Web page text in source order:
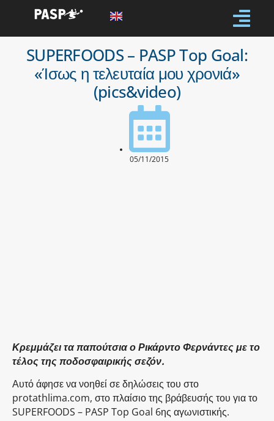
SUPERFOODS – PASP Top Goal:
«Ίσως η τελευταία μου χρονιά»
(pics&video)
05/11/2015
Κρεμμάζει τα παπούτσια ο Ρικάρντο Φερνάντες με το
τέλος της ποδοσφαιρικής σεζόν.
Αυτό άφησε να νοηθεί σε δηλώσεις του στο
protathlima.com, στο πλαίσιο της βράβευσής του για το
SUPERFOODS – PASP Top Goal 6ης αγωνιστικής.